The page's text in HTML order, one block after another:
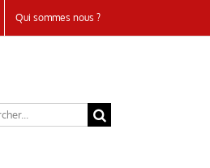
Qui sommes nous ?